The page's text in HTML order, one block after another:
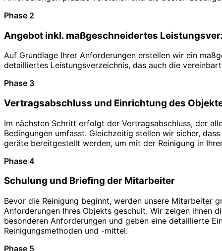
Phase 2
Angebot inkl. maßgeschneidertes
Auf Grundlage Ihrer Anforderungen erstellen wir ein
detailliertes Leistungsverzeichnis, das auch die
Phase 3
Vertragsabschluss und Einrichtung des
Im nächsten Schritt erfolgt der Vertragsabschluss, der
Bedingungen umfasst. Gleichzeitig stellen wir sicher,
geräte bereitgestellt werden, um mit der Reinigung in
Phase 4
Schulung und Briefing der Mitarbeiter
Bevor die Reinigung beginnt, werden unsere Mitarbeiter
Anforderungen Ihres Objekts geschult. Wir zeigen ihnen
besonderen Anforderungen und geben eine detaillierte
Reinigungsmethoden und -mittel.
Phase 5